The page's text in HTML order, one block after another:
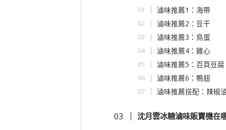
滷味推薦1：海帶
滷味推薦2：豆干
滷味推薦3：鳥蛋
滷味推薦4：雞心
滷味推薦5：百頁豆腐
滷味推薦6：鴨翅
滷味推薦搭配：辣椒
沈月雲冰糖滷味販賣機在